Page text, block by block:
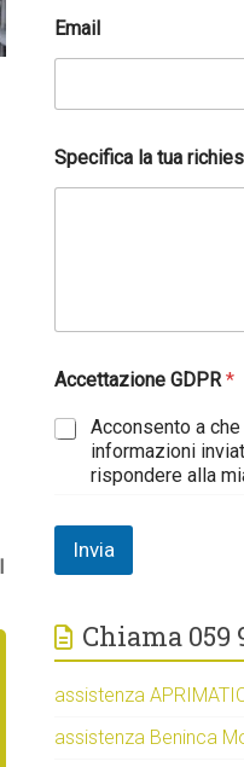
Email
Specifica la tua
Accettazione GDPR*
Acconsento a
informazioni
rispondere alla
Invia
Chiama 059
assistenza
assistenza Beninca